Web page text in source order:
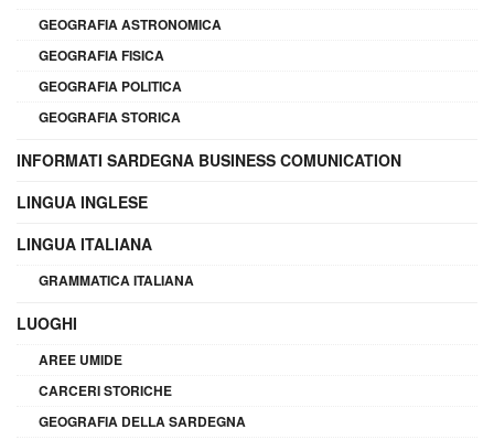
GEOGRAFIA ASTRONOMICA
GEOGRAFIA FISICA
GEOGRAFIA POLITICA
GEOGRAFIA STORICA
INFORMATI SARDEGNA BUSINESS COMUNICATION
LINGUA INGLESE
LINGUA ITALIANA
GRAMMATICA ITALIANA
LUOGHI
AREE UMIDE
CARCERI STORICHE
GEOGRAFIA DELLA SARDEGNA